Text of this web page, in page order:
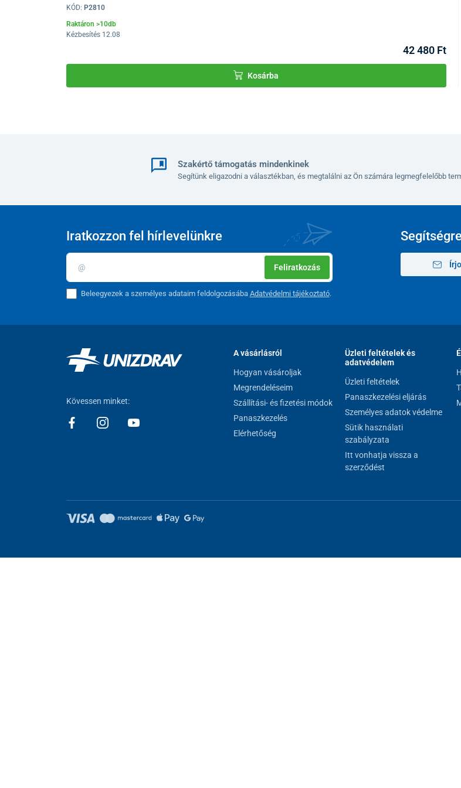
KÓD: P2810
Raktáron >10db
Kézbesítés 12.08
42 480 Ft
Kosárba
Szakértő támogatás mindenkinek
Segítünk eligazodni a választékban, és megtalálni az Ön számára legmegfelelőbb
Iratkozzon fel hírlevelünkre
Feliratkozás
Beleegyezek a személyes adataim feldolgozásába Adatvédelmi tájékoztató.
Kövessen minket:
A vásárlásról
Hogyan vásároljak
Megrendeléseim
Szállítási- és fizetési módok
Panaszkezelés
Elérhetőség
Üzleti feltételek és
adatvédelem
Üzleti feltételek
Panaszkezelési eljárás
Személyes adatok védelme
Sütik használati
szabályzata
Itt vonhatja vissza a
szerződést